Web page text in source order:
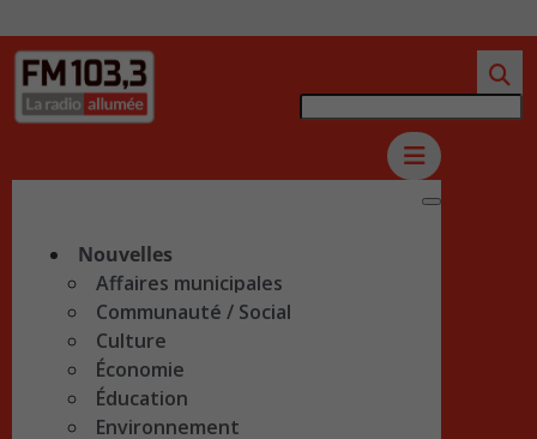
Nouvelles
Affaires municipales
Communauté / Social
Culture
Économie
Éducation
Environnement